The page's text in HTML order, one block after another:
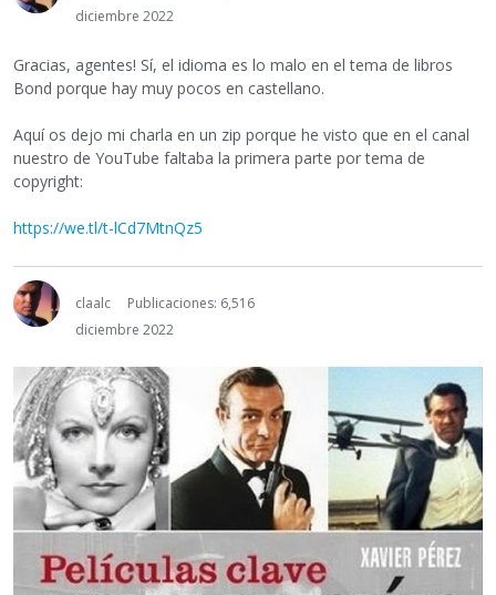
diciembre 2022
Gracias, agentes! Sí, el idioma es lo malo en el tema de libros
Bond porque hay muy pocos en castellano.
Aquí os dejo mi charla en un zip porque he visto que en el canal
nuestro de YouTube faltaba la primera parte por tema de
copyright:
https://we.tl/t-lCd7MtnQz5
claalc
Publicaciones: 6,516
diciembre 2022